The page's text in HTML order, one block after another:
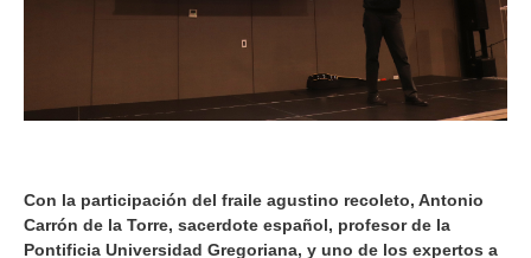
Con la participación del fraile agustino recoleto, Antonio
Carrón de la Torre, sacerdote español, profesor de la
Pontificia Universidad Gregoriana, y uno de los expertos a